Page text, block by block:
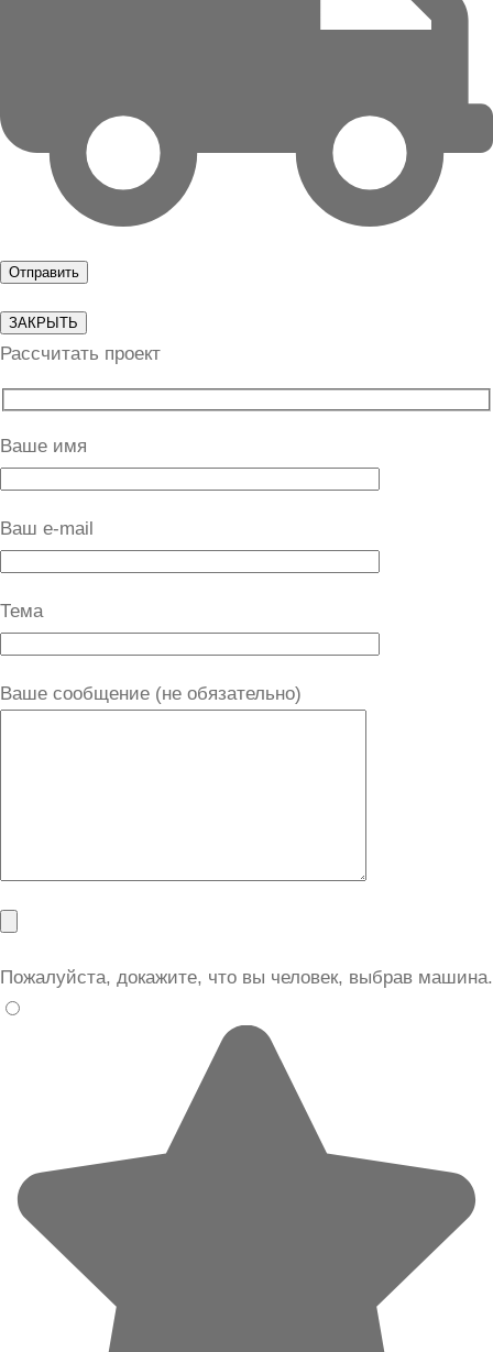
ЗАКРЫТЬ
Рассчитать проект
Ваше имя
Ваш e-mail
Тема
Ваше сообщение (не обязательно)
Пожалуйста, докажите, что вы человек, выбрав машина.